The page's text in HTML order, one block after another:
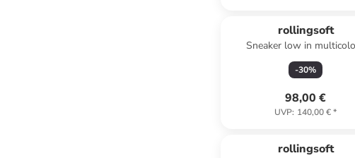
rollingsoft
Sneaker low in
-30%
98,00 €
UVP: 140,00 €*
rollingsoft